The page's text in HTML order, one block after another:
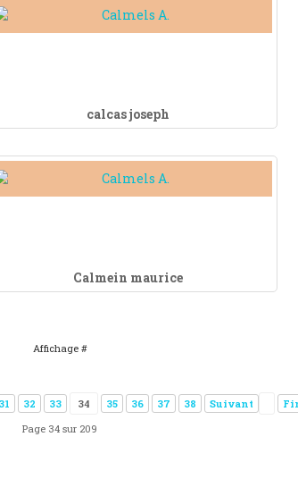
calcas joseph
Calmein maurice
Affichage #
31 32 33 34 35 36 37 38 Suivant
Page 34 sur 209